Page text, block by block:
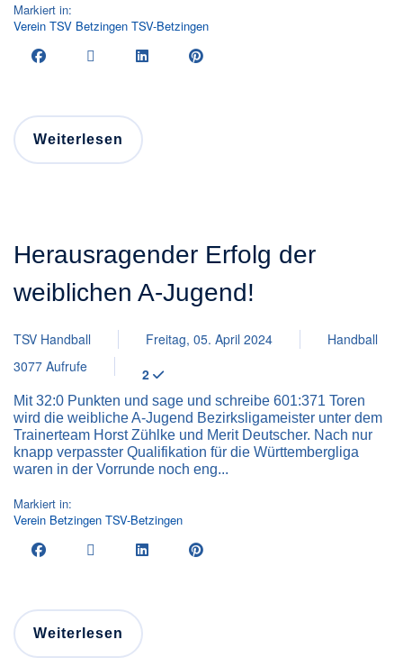
Markiert in:
Verein TSV Betzingen TSV-Betzingen
Weiterlesen
Herausragender Erfolg der
weiblichen A-Jugend!
TSV Handball Freitag, 05. April 2024
Handball
3077 Aufrufe
2
Mit 32:0 Punkten und sage und schreibe 601:371 Toren
wird die weibliche A-Jugend Bezirksligameister unter dem
Trainerteam Horst Zühlke und Merit Deutscher. Nach nur
knapp verpasster Qualifikation für die Württembergliga
waren in der Vorrunde noch eng...
Markiert in:
Verein Betzingen TSV-Betzingen
Weiterlesen